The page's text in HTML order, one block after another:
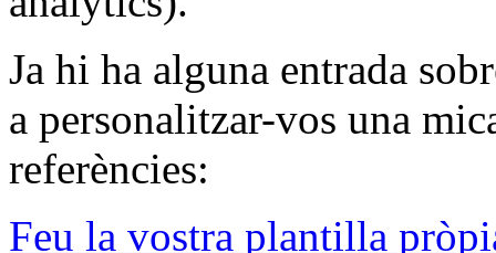
Ja hi ha alguna entrada
a personalitzar-vos una
referències:
Feu la vostra plantilla